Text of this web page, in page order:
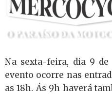
Na sexta-feira, dia 9 de
evento ocorre nas
as 18h. Ás 9h haverá